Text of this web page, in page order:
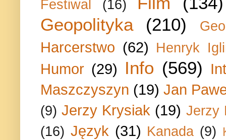
Festiwal (16)
Geopolityka
(210)
Harcerstwo (62) Henryk
Humor (29) Info (569)
Maszczyszyn (19) Jan
(9) Jerzy Krysiak (19) Jerzy
(16) Język (31) Kanada (9)